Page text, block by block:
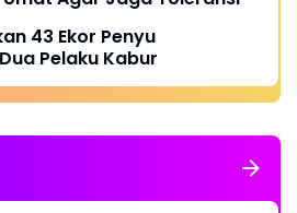
43 Ekor Penyu
Pelaku Kabur